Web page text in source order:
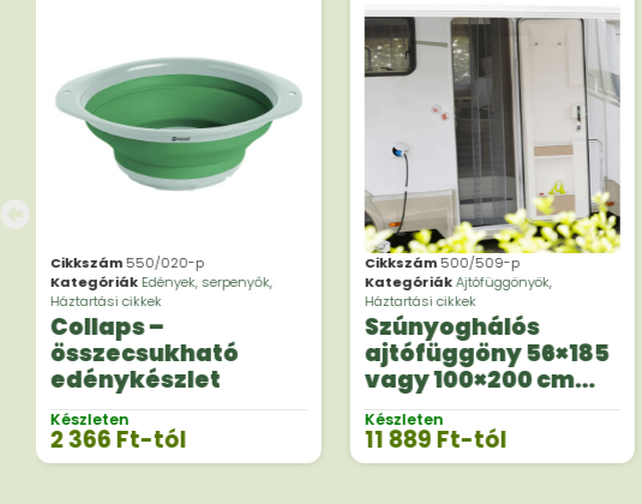
Cikkszám550/020-p
KategóriákEdények, serpenyők,
Háztartási cikkek
Collaps –
összecsukható
edénykészlet
Készleten
2 366Ft-tól
Cikkszám500/509-p
KategóriákAjtófüggönyök,
Háztartási cikkek
Szúnyoghálós
ajtófüggöny 56×185
vagy 100×200 cm
méretben
Készleten
11 889Ft-tól